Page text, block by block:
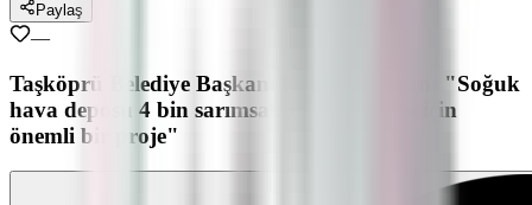
Paylaş
—
Taşköprü Belediye Başkanı Hüseyin Arslan: "Soğuk
hava deposu 4 bin sarımsak üreticisi ailesi için
önemli bir proje"